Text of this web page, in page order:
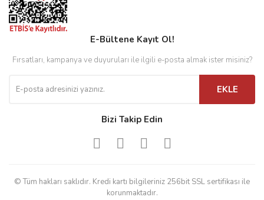
E-Bültene Kayıt Ol!
Fırsatları, kampanya ve duyuruları ile ilgili e-posta almak ister misiniz?
EKLE
Bizi Takip Edin
© Tüm hakları saklıdır. Kredi kartı bilgileriniz 256bit SSL sertifikası ile
korunmaktadır.